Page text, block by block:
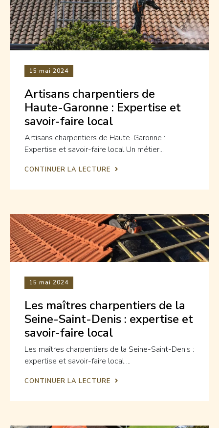
15 mai 2024
Artisans charpentiers de
Haute-Garonne : Expertise et
savoir-faire local
Artisans charpentiers de Haute-Garonne :
Expertise et savoir-faire local Un métier...
CONTINUER LA LECTURE
15 mai 2024
Les maîtres charpentiers de la
Seine-Saint-Denis : expertise et
savoir-faire local
Les maîtres charpentiers de la Seine-Saint-Denis :
expertise et savoir-faire local ...
CONTINUER LA LECTURE